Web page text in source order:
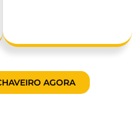
AGORA